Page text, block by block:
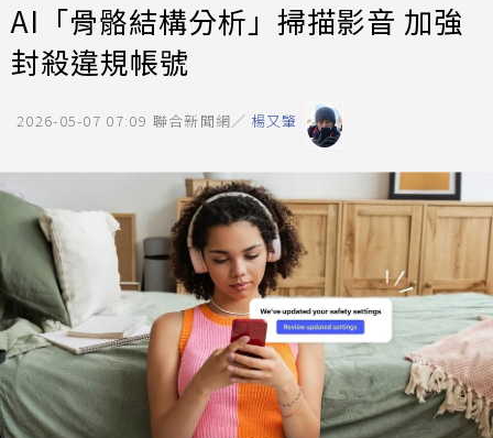
AI「骨骼結構分析」掃描影音 加強
封殺違規帳號
2026-05-07 07:09 聯合新聞網／ 楊又肇